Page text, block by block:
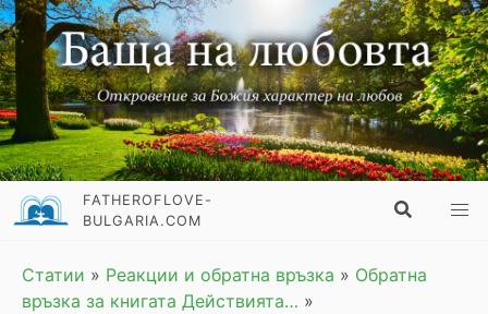
FATHEROFLOVE-
BULGARIA.COM
Статии » Реакции и обратна връзка » Обратна
връзка за книгата Действията… »